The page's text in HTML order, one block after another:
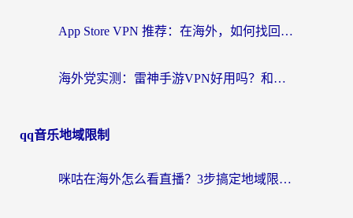
App Store VPN 推荐：在海外，如何找回那扇回家的“任意门”？
海外党实测：雷神手游VPN好用吗？和闪电VPN对比哪个回国效果更好？附小众工具深度测评
qq音乐地域限制
咪咕在海外怎么看直播？3步搞定地域限制，还能畅看腾讯视频与国内热剧